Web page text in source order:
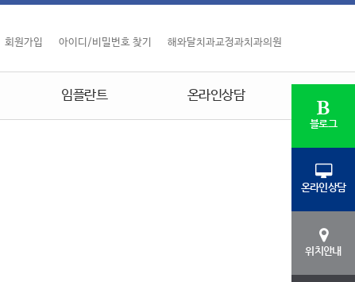
회원가입 아이디/비밀번호 찾기 해와달치과교정과치과의원
임플란트 온라인상담
블로그
온라인상담
위치안내